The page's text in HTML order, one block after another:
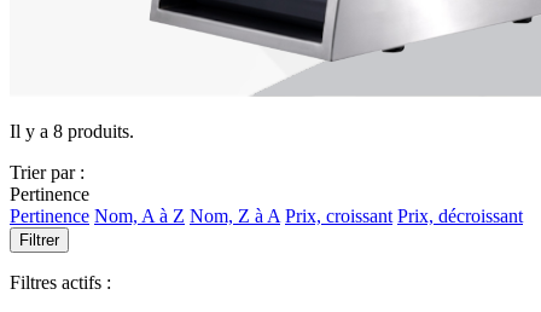
Il y a 8 produits.
Trier par :
Pertinence
Pertinence Nom, A à Z Nom, Z à A Prix, croissant Prix, décroissant
Filtrer
Filtres actifs :